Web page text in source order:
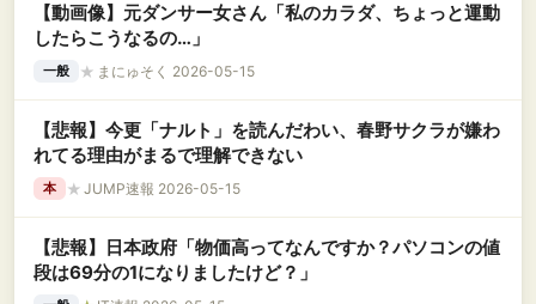
【動画像】元ダンサー女さん「私のカラダ、ちょっと運動
したらこうなるの…」
一般 ★ まにゅそく 2026-05-15
【悲報】今更「ナルト」を読んだわい、春野サクラが嫌わ
れてる理由がまるで理解できない
本 ★ JUMP速報 2026-05-15
【悲報】日本政府「物価高ってなんですか？パソコンの値
段は69分の1になりましたけど？」